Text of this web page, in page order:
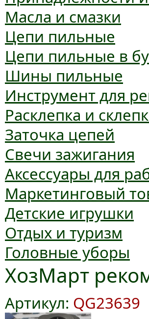
Масла и смазки
Цепи пильные
Цепи пильные в
Шины пильные
Инструмент для
Расклепка и
Заточка цепей
Свечи зажигания
Аксессуары для
Маркетинговый
Детские игрушки
Отдых и туризм
Головные уборы
ХозМарт
Артикул: QG23639